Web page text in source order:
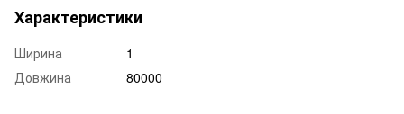
Характеристики
Ширина
1
Довжина
80000